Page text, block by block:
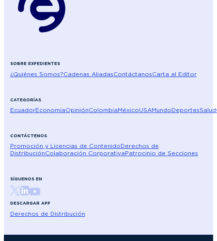
SOBRE EXPEDIENTES
¿Quiénes Somos?Cadenas AliadasContáctanosCarta al Editor
CATEGORÍAS
EcuadorEconomíaOpiniónColombiaMéxicoUSAMundoDeportesSalud
CONTÁCTENOS
Promoción y Licencias de ContenidoDerechos de
DistribuciónColaboración CorporativaPatrocinio de Secciones
SÍGUENOS EN
DESCARGAR APP
Derechos de Distribución